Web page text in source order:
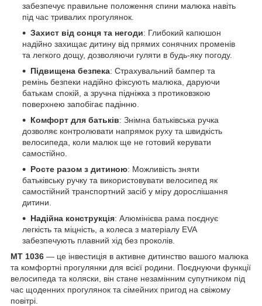
забезпечує правильне положення спини малюка навіть
під час тривалих прогулянок.
Захист від сонця та негоди: Глибокий капюшон
надійно захищає дитину від прямих сонячних променів
та легкого дощу, дозволяючи гуляти в будь-яку погоду.
Підвищена безпека: Страхувальний бампер та
ремінь безпеки надійно фіксують малюка, даруючи
батькам спокій, а зручна підніжка з протиковзкою
поверхнею запобігає падінню.
Комфорт для батьків: Знімна батьківська ручка
дозволяє контролювати напрямок руху та швидкість
велосипеда, коли малюк ще не готовий керувати
самостійно.
Росте разом з дитиною: Можливість зняти
батьківську ручку та використовувати велосипед як
самостійний транспортний засіб у міру дорослішання
дитини.
Надійна конструкція: Алюмінієва рама поєднує
легкість та міцність, а колеса з матеріалу EVA
забезпечують плавний хід без проколів.
MT 1036 — це інвестиція в активне дитинство вашого малюка
та комфортні прогулянки для всієї родини. Поєднуючи функції
велосипеда та коляски, він стане незамінним супутником під
час щоденних прогулянок та сімейних пригод на свіжому
повітрі.